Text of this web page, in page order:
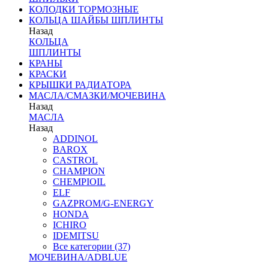
КОЛОДКИ ТОРМОЗНЫЕ
КОЛЬЦА ШАЙБЫ ШПЛИНТЫ
Назад
КОЛЬЦА
ШПЛИНТЫ
КРАНЫ
КРАСКИ
КРЫШКИ РАДИАТОРА
МАСЛА/СМАЗКИ/МОЧЕВИНА
Назад
МАСЛА
Назад
ADDINOL
BAROX
CASTROL
CHAMPION
CHEMPIOIL
ELF
GAZPROM/G-ENERGY
HONDA
ICHIRO
IDEMITSU
Все категории (37)
МОЧЕВИНА/ADBLUE